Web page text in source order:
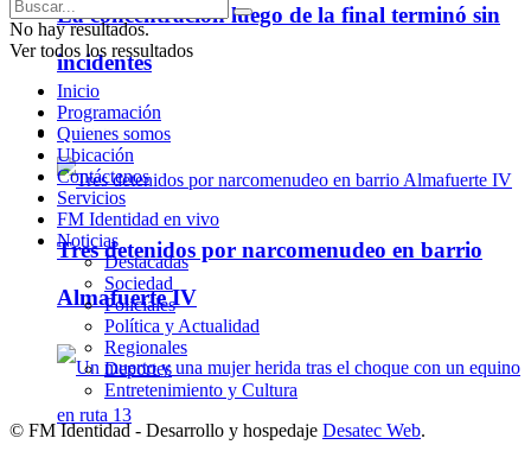
La concentración luego de la final terminó sin
incidentes
Policiales
Tres detenidos por narcomenudeo en barrio
Almafuerte IV
No hay resultados.
Ver todos los ressultados
Inicio
Programación
Quienes somos
Ubicación
Contáctenos
Servicios
FM Identidad en vivo
Noticias
Destacadas
Sociedad
Policiales
Política y Actualidad
Regionales
Deportes
Entretenimiento y Cultura
© FM Identidad - Desarrollo y hospedaje Desatec Web.